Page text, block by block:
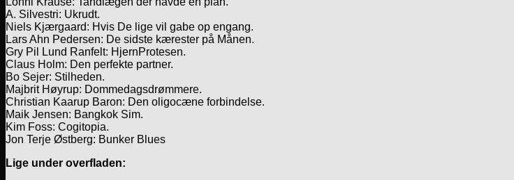
A. Silvestri: Ukrudt.
Niels Kjærgaard: Hvis De lige vil gabe op engang.
Lars Ahn Pedersen: De sidste kærester på Månen.
Gry Pil Lund Ranfelt: HjernProtesen.
Claus Holm: Den perfekte partner.
Bo Sejer: Stilheden.
Majbrit Høyrup: Dommedagsdrømmere.
Christian Kaarup Baron: Den oligocæne forbindelse.
Maik Jensen: Bangkok Sim.
Kim Foss: Cogitopia.
Jon Terje Østberg: Bunker Blues
Lige under overfladen: